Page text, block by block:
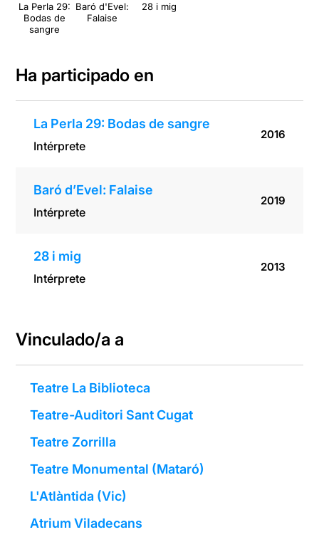
La Perla 29:
Bodas de
sangre
Baró d'Evel:
Falaise
28 i mig
Ha participado en
La Perla 29: Bodas de sangre
Intérprete
2016
Baró d’Evel: Falaise
Intérprete
2019
28 i mig
Intérprete
2013
Vinculado/a a
Teatre La Biblioteca
Teatre-Auditori Sant Cugat
Teatre Zorrilla
Teatre Monumental (Mataró)
L'Atlàntida (Vic)
Atrium Viladecans